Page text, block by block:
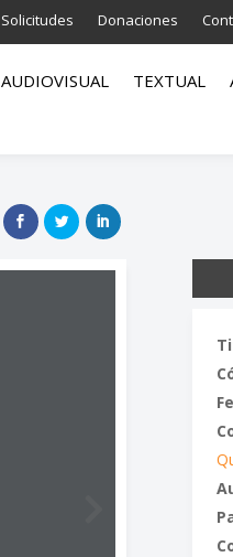
Solicitudes Donaciones
AUDIOVISUAL TEXTUAL